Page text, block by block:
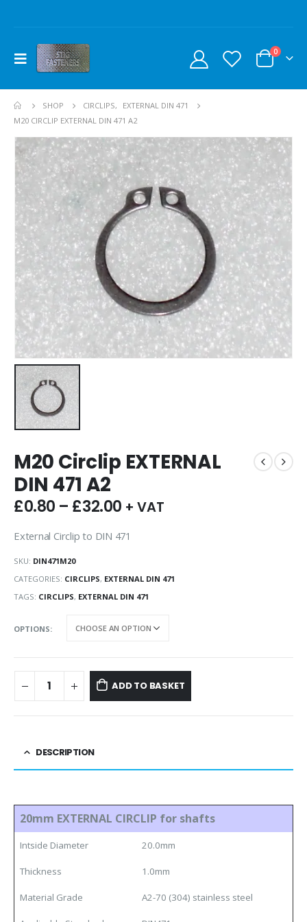
0
SHOP CIRCLIPS,
EXTERNAL DIN 471
M20 CIRCLIP EXTERNAL DIN 471 A2
M20 Circlip EXTERNAL
DIN 471 A2
£0.80 – £32.00 + VAT
External Circlip to DIN 471
SKU: DIN471M20
CATEGORIES: CIRCLIPS, EXTERNAL DIN 471
TAGS: CIRCLIPS, EXTERNAL DIN 471
OPTIONS
ADD TO BASKET
DESCRIPTION
20mm EXTERNAL CIRCLIP for shafts
Intside Diameter 20.0mm
Thickness 1.0mm
Material Grade A2-70 (304) stainless steel